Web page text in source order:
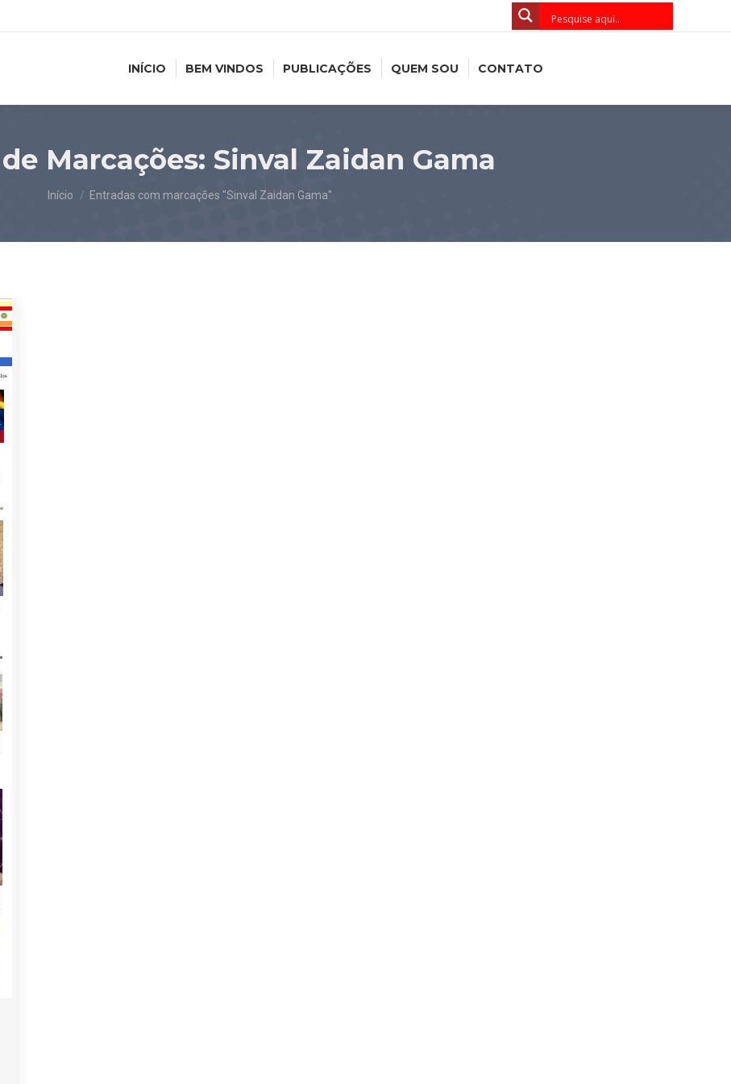
INÍCIO BEM VINDOS PUBLICAÇÕES QUEM SOU CONTATO
Marcações: Sinval Zaidan Gama
Você está aqui:
Início Entradas com marcações "Sinval Zaidan Gama"